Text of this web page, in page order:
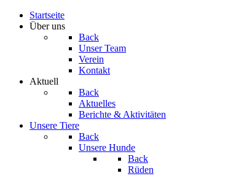
Startseite
Über uns
Back
Unser Team
Verein
Kontakt
Aktuell
Back
Aktuelles
Berichte & Aktivitäten
Unsere Tiere
Back
Unsere Hunde
Back
Rüden